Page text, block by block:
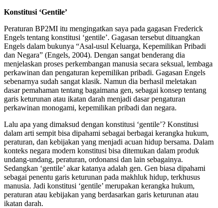
Konstitusi ‘Gentile’
Peraturan BP2MI itu mengingatkan saya pada gagasan Frederick
Engels tentang konstitusi ‘gentile’. Gagasan tersebut dituangkan
Engels dalam bukunya “Asal-usul Keluarga, Kepemilikan Pribadi
dan Negara” (Engels, 2004). Dengan sangat benderang dia
menjelaskan proses perkembangan manusia secara seksual, lembaga
perkawinan dan pengaturan kepemilikan pribadi. Gagasan Engels
sebenarnya sudah sangat klasik. Namun dia berhasil meletakan
dasar pemahaman tentang bagaimana gen, sebagai konsep tentang
garis keturunan atau ikatan darah menjadi dasar pengaturan
perkawinan monogami, kepemilikan pribadi dan negara.
Lalu apa yang dimaksud dengan konstitusi ‘gentile’? Konstitusi
dalam arti sempit bisa dipahami sebagai berbagai kerangka hukum,
peraturan, dan kebijakan yang menjadi acuan hidup bersama. Dalam
konteks negara modern konstitusi bisa ditemukan dalam produk
undang-undang, peraturan, ordonansi dan lain sebagainya.
Sedangkan ‘gentile’ akar katanya adalah gen. Gen biasa dipahami
sebagai penentu garis keturunan pada makhluk hidup, terkhusus
manusia. Jadi konstitusi ‘gentile’ merupakan kerangka hukum,
peraturan atau kebijakan yang berdasarkan garis keturunan atau
ikatan darah.